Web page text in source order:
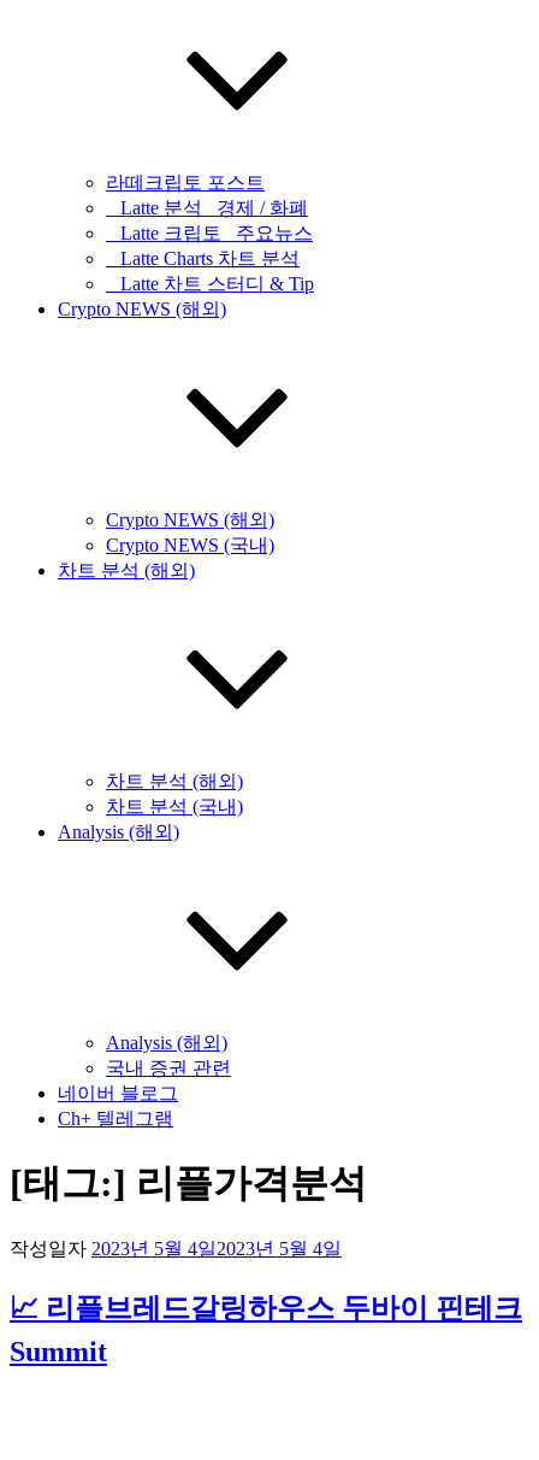
라떼크립토 포스트
_ Latte 분석 _경제 / 화폐
_ Latte 크립토 _주요뉴스
_ Latte Charts 차트 분석
_ Latte 차트 스터디 & Tip
Crypto NEWS (해외)
Crypto NEWS (해외)
Crypto NEWS (국내)
차트 분석 (해외)
차트 분석 (해외)
차트 분석 (국내)
Analysis (해외)
Analysis (해외)
국내 증권 관련
네이버 블로그
Ch+ 텔레그램
[태그:] 리플가격분석
작성일자 2023년 5월 4일2023년 5월 4일
📈 리플브레드갈링하우스 두바이 핀테크
Summit